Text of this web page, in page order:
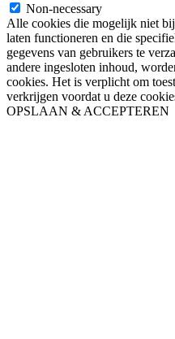
Non-necessary
Alle cookies die mogelijk niet
laten functioneren en die
gegevens van gebruikers te
andere ingesloten inhoud,
cookies. Het is verplicht om
verkrijgen voordat u deze
OPSLAAN & ACCEPTEREN